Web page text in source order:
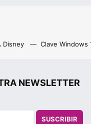
Disney Clave Windows
NEWSLETTER
SUSCRIBIR